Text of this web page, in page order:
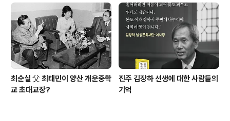
최순실 父 최태민이 양산 개운중학
교 초대교장?
진주 김장하 선생에 대한 사람들의
기억